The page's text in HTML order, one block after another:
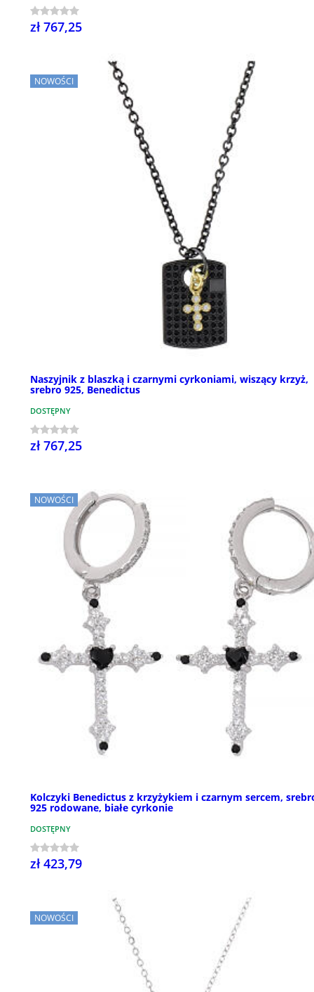
zł 767,25
NOWOŚCI
Naszyjnik z blaszką i czarnymi cyrkoniami, wiszący krzyż,
srebro 925, Benedictus
DOSTĘPNY
zł 767,25
NOWOŚCI
Kolczyki Benedictus z krzyżykiem i czarnym sercem,
925 rodowane, białe cyrkonie
DOSTĘPNY
zł 423,79
NOWOŚCI